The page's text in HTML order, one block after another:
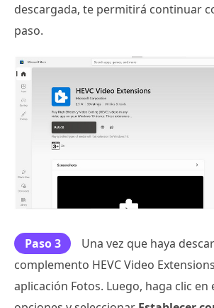
descargada, te permitirá continuar
paso.
Paso 3
Una vez que haya
complemento HEVC Video
aplicación Fotos. Luego, haga clic en